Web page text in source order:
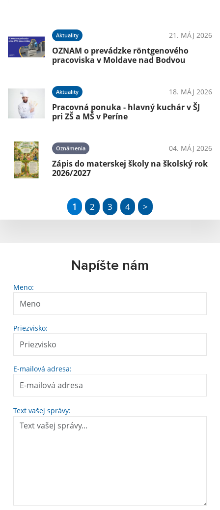
Aktuality 21. MÁJ 2026
OZNAM o prevádzke röntgenového
pracoviska v Moldave nad Bodvou
Aktuality 18. MÁJ 2026
Pracovná ponuka - hlavný kuchár v ŠJ
pri ZŠ a MŠ v Períne
Oznámenia 04. MÁJ 2026
Zápis do materskej školy na školský rok
2026/2027
1 2 3 4 >
Napíšte nám
Meno:
Priezvisko:
E-mailová adresa:
Text vašej správy: